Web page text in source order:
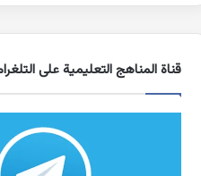
قناة المناهج التعليمية على